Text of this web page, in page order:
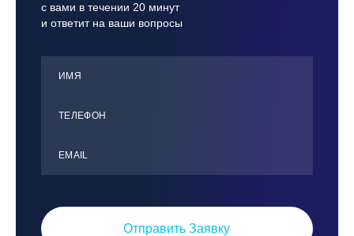
с вами в течении 20 минут
и ответит на ваши вопросы
ИМЯ
ТЕЛЕФОН
ЕMАIL
Отправить Заявку